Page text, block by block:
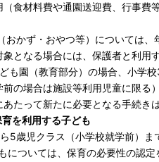
食材料費や通園送迎費、行事
かず・おやつ等）については
となる場合には、保護者と利用
も園（教育部分）の場合、小学
の場合は施設等利用児童に限る）
たって新たに必要となる手続き
を利用する子ども
5歳児クラス（小学校就学前）
については、保育の必要性の認